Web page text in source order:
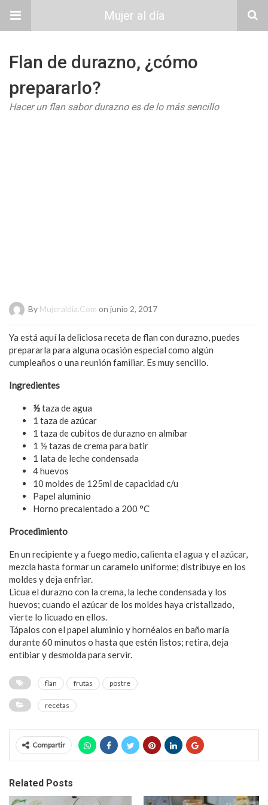
Mujer al día
Flan de durazno, ¿cómo
prepararlo?
Hacer un flan sabor durazno es de lo más sencillo
By Mujeraldia.com on junio 2, 2017
Ya está aquí la deliciosa receta de flan con durazno, puedes
prepararla para alguna ocasión especial como algún
cumpleaños o una reunión familiar. Es muy sencillo.
Ingredientes
½taza de agua
1 taza de azúcar
1 taza de cubitos de durazno en almíbar
1 ½ tazas de crema para batir
1 lata de leche condensada
4 huevos
10 moldes de 125ml de capacidad c/u
Papel aluminio
Horno precalentado a 200 °C
Procedimiento
En un recipiente y a fuego medio, calienta el agua y el azúcar,
mezcla hasta formar un caramelo uniforme; distribuye en los
moldes y deja enfriar.
Licua el durazno con la crema, la leche condensada y los
huevos; cuando el azúcar de los moldes haya cristalizado,
vierte lo licuado en ellos.
Tápalos con el papel aluminio y hornéalos en baño maría
durante 60 minutos o hasta que estén listos; retira, deja
entibiar y desmolda para servir.
flan frutas postre
recetas
Compartir
Related Posts